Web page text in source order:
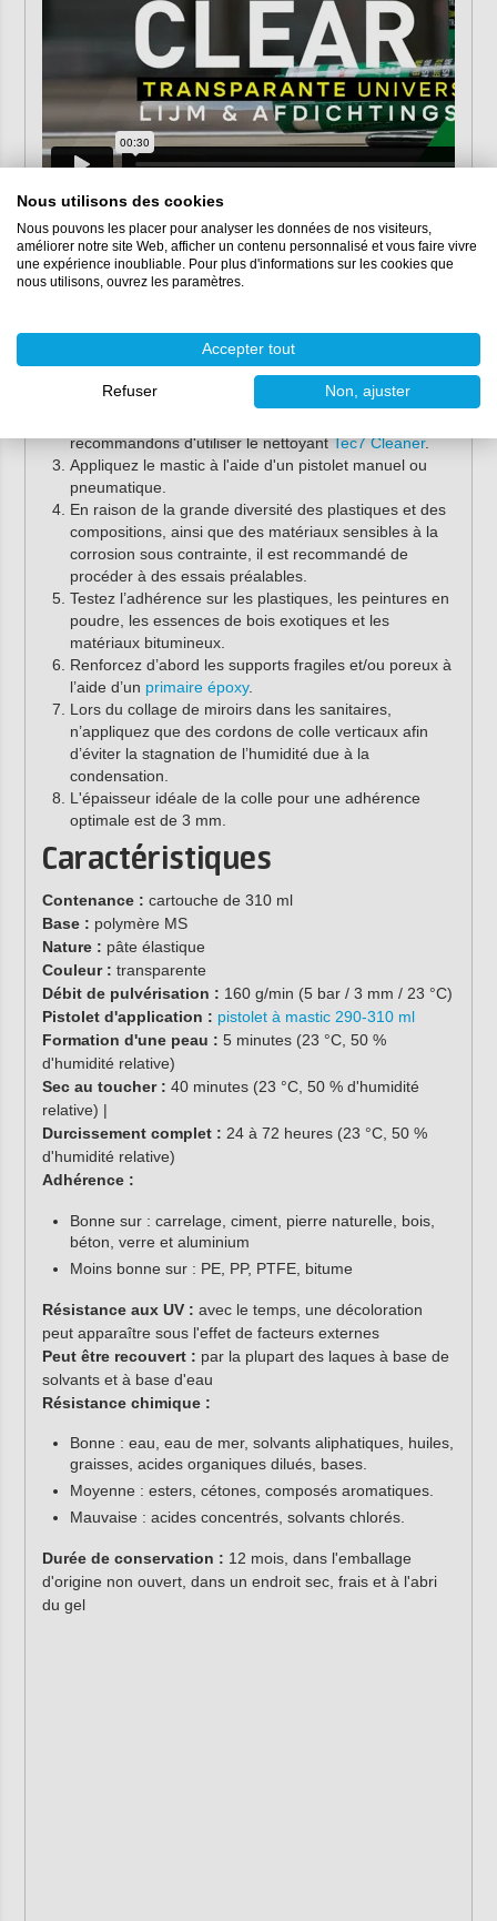
Mode d'emploi
Utilisez Tec7 TransClear à une température comprise
de poussière et de graisse.
Nettoyez et dégraissez le support avec
. Vous obtiendrez ainsi une finition parfaite et
pourrez éliminer les polymères Tec7 non durcis. En
recommandons d'utiliser le nettoyantTec7 Cleaner.
Appliquez le mastic à l'aide d'un pistolet manuel ou
pneumatique.
En raison de la grande diversité des plastiques et des
compositions, ainsi que des matériaux sensibles à la
corrosion sous contrainte, il est recommandé de
procéder à des essais préalables.
Testez l’adhérence sur les plastiques, les peintures en
poudre, les essences de bois exotiques et les
matériaux bitumineux.
Renforcez d’abord les supports fragiles et/ou poreux à
l’aide d’un primaire époxy.
Lors du collage de miroirs dans les sanitaires,
n’appliquez que des cordons de colle verticaux afin
d’éviter la stagnation de l’humidité due à la
condensation.
L'épaisseur idéale de la colle pour une adhérence
optimale est de 3 mm.
Caractéristiques
Contenance : cartouche de 310 ml
Base : polymère MS
Nature : pâte élastique
Couleur : transparente
Débit de pulvérisation : 160 g/min (5 bar / 3 mm / 23 °C)
Pistolet d'application : pistolet à mastic 290-310 ml
Formation d'une peau : 5 minutes (23 °C, 50 %
d'humidité relative)
Sec au toucher : 40 minutes (23 °C, 50 % d'humidité
relative) |
Durcissement complet : 24 à 72 heures (23 °C, 50 %
d'humidité relative)
Adhérence :
Bonne sur : carrelage, ciment, pierre naturelle, bois,
béton, verre et aluminium
Moins bonne sur : PE, PP, PTFE, bitume
Résistance aux UV : avec le temps, une décoloration
peut apparaître sous l'effet de facteurs externes
Peut être recouvert : par la plupart des laques à base de
solvants et à base d'eau
Résistance chimique :
Bonne : eau, eau de mer, solvants aliphatiques, huiles,
graisses, acides organiques dilués, bases.
Moyenne : esters, cétones, composés aromatiques.
Mauvaise : acides concentrés, solvants chlorés.
Durée de conservation : 12 mois, dans l'emballage
d'origine non ouvert, dans un endroit sec, frais et à l'abri
du gel
Nous utilisons des cookies
Nous pouvons les placer pour analyser les données de nos visiteurs,
améliorer notre site Web, afficher un contenu personnalisé et vous faire vivre
une expérience inoubliable. Pour plus d'informations sur les cookies que
nous utilisons, ouvrez les paramètres.
Accepter tout
Refuser Non, ajuster